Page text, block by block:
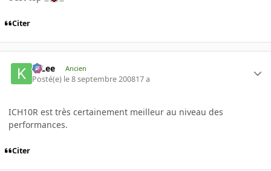
Citer
K-Lee Ancien
Posté(e) le 8 septembre 200817 a
ICH10R est très certainement meilleur au niveau des
performances.
Citer